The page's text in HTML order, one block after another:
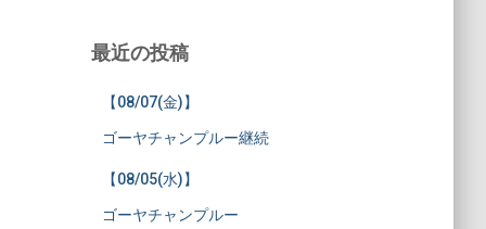
最近の投稿
【08/07(金)】
ゴーヤチャンプルー継続
【08/05(水)】
ゴーヤチャンプルー